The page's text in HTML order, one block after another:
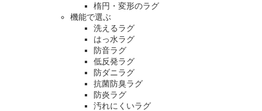
楕円・変形のラグ
機能で選ぶ
洗えるラグ
はっ水ラグ
防音ラグ
低反発ラグ
防ダニラグ
抗菌防臭ラグ
防炎ラグ
汚れにくいラグ